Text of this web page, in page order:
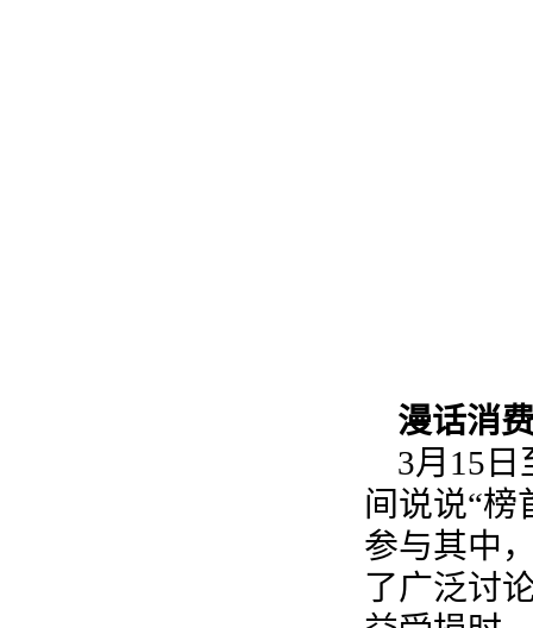
漫话消
3月15
间说说“榜
参与其中
了广泛讨